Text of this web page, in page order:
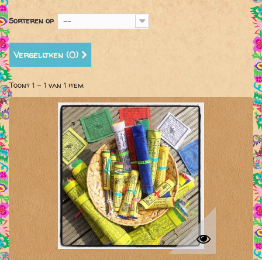
Sorteren op --
Vergelijken (0)
Toont 1 - 1 van 1 item